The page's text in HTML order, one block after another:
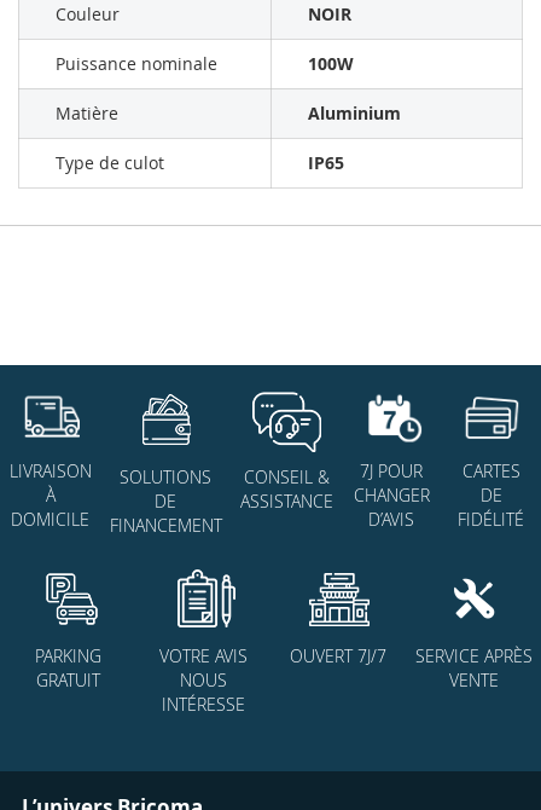
Couleur NOIR
Puissance nominale 100W
Matière Aluminium
Type de culot IP65
LIVRAISON
À
DOMICILE
SOLUTIONS
DE
FINANCEMENT
CONSEIL &
ASSISTANCE
7J POUR
CHANGER
D’AVIS
CARTES
DE
FIDÉLITÉ
PARKING
GRATUIT
VOTRE AVIS
NOUS
INTÉRESSE
OUVERT 7J/7
SERVICE APRÈS
VENTE